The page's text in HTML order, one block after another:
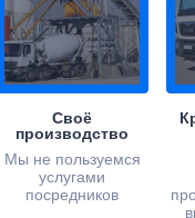
Своё
производство
Мы не пользуемся
услугами
посредников